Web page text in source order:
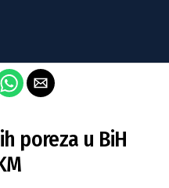
poreza u BiH